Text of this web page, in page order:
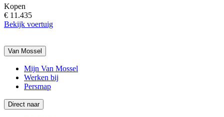
Kopen
€ 11.435
Bekijk voertuig
Van Mossel
Mijn Van Mossel
Werken bij
Persmap
Direct naar